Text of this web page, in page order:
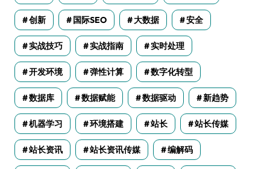
创新 国际SEO 大数据 安全
实战技巧 实战指南 实时处理
开发环境 弹性计算 数字化转型
数据库 数据赋能 数据驱动 新趋势
机器学习 环境搭建 站长 站长传媒
站长资讯 站长资讯传媒 编解码